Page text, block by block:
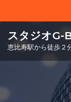
スタジオG-
恵比寿駅から徒歩２